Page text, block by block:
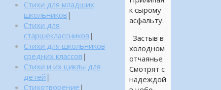
к сырому
асфальту.
Застыв в
холодном
отчаянье
Смотрят с
надеждой
Стихи для младших
школьников |
Стихи для
старшеклассников |
Стихи для школьников
средних классов |
Стихи и их циклы для
детей |
Стихотворение |